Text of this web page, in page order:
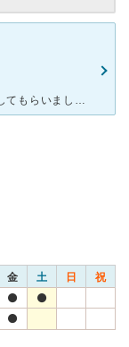
下腹部の痛みで診察し、尿検査とエコー検査をしてもらいました。受付の方々には親切かつハキハキと対応していただけました。 尿検査は広いトイレで採尿後、小窓に置いて回収してもらい、その後診察室で先生から尿
金 土 日 祝